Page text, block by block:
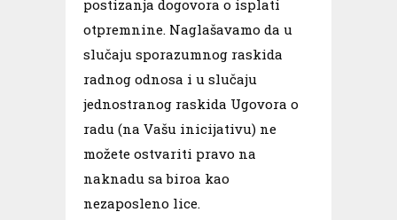
postizanja dogovora o isplati
otpremnine. Naglašavamo da u
slučaju sporazumnog raskida
radnog odnosa i u slučaju
jednostranog raskida Ugovora o
radu (na Vašu inicijativu) ne
možete ostvariti pravo na
naknadu sa biroa kao
nezaposleno lice.